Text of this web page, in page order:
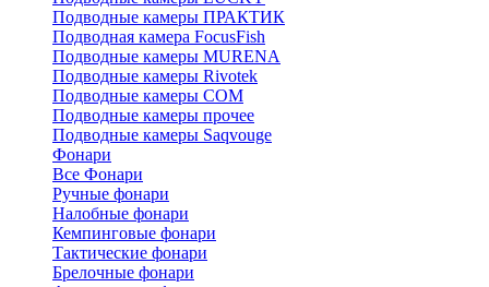
Подводные камеры ПРАКТИК
Подводная камера FocusFish
Подводные камеры MURENA
Подводные камеры Rivotek
Подводные камеры СОМ
Подводные камеры прочее
Подводные камеры Saqvouge
Фонари
Все Фонари
Ручные фонари
Налобные фонари
Кемпинговые фонари
Тактические фонари
Брелочные фонари